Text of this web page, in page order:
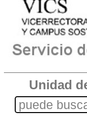
Unidad